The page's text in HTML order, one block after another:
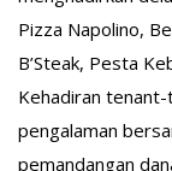
Pizza Napolino,
B’Steak, Pesta
Kehadiran
pengalaman
pemandangan